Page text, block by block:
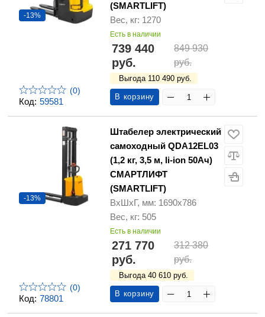
Код: 59581
-13%
(0)
(SMARTLIFT)
Вес, кг: 1270
Есть в наличии
739 440
руб.
849 930
руб.
Выгода 110 490 руб.
В корзину
Код: 78801
-13%
(0)
Штабелер электрический
самоходный QDA12EL03
(1,2 кг, 3,5 м, li-ion 50Ач)
СМАРТЛИФТ
(SMARTLIFT)
ВхШхГ, мм: 1690х786
Вес, кг: 505
Есть в наличии
271 770
руб.
312 380
руб.
Выгода 40 610 руб.
В корзину